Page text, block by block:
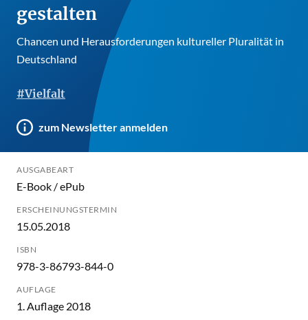
gestalten
Chancen und Herausforderungen kultureller Pluralität in
Deutschland
#Vielfalt
zum Newsletter anmelden
AUSGABEART
E-Book / ePub
ERSCHEINUNGSTERMIN
15.05.2018
ISBN
978-3-86793-844-0
AUFLAGE
1. Auflage 2018